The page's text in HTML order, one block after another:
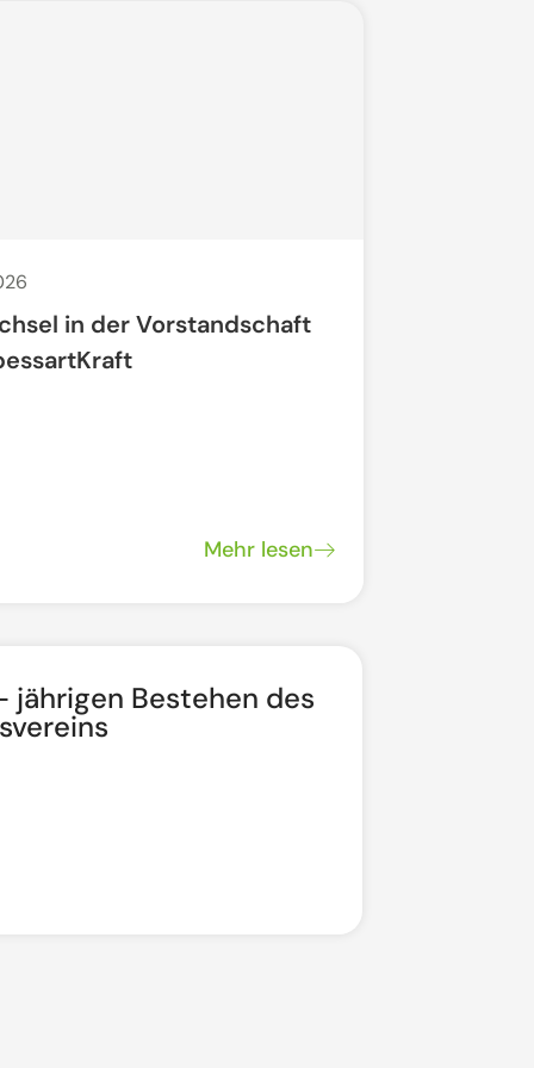
in der Vorstandschaft
Mehr lesen
Bestehen des